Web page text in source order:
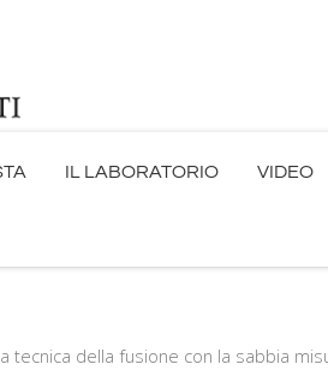
IL LABORATORIO VIDEO
tecnica della fusione con la sabbia